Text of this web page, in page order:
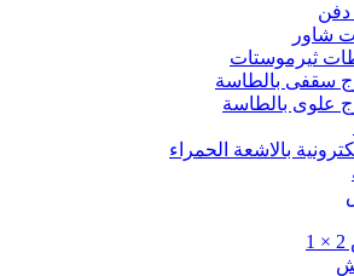
دفن
شاور
ثيرموستات
سقفى بالطاسة
علوى بالطاسة
بالاشعة الحمراء